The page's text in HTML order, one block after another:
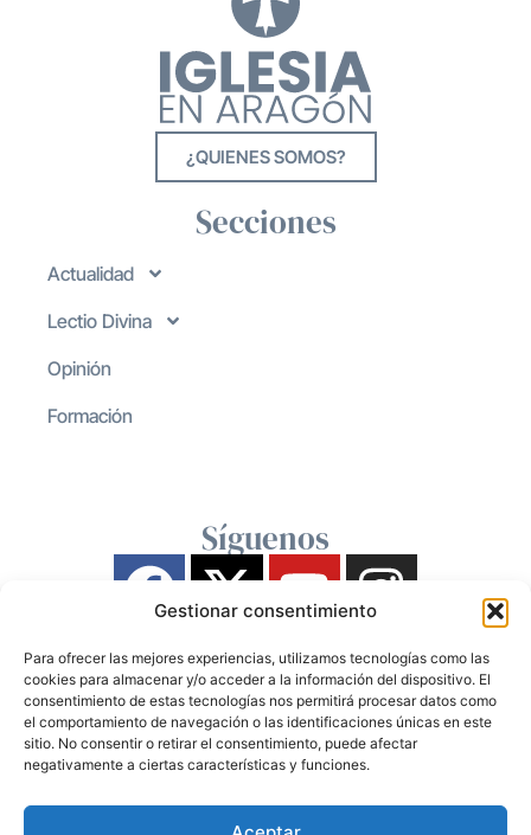
Gestionar consentimiento
Para ofrecer las mejores experiencias, utilizamos tecnologías como las
cookies para almacenar y/o acceder a la información del dispositivo. El
consentimiento de estas tecnologías nos permitirá procesar datos como
el comportamiento de navegación o las identificaciones únicas en este
sitio. No consentir o retirar el consentimiento, puede afectar
negativamente a ciertas características y funciones.
¿QUIENES SOMOS?
Secciones
Actualidad
Lectio Divina
Opinión
Formación
Síguenos